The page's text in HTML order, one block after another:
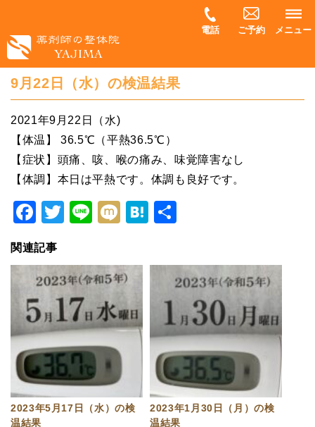
電話 ご予約 メニュー
9月22日（水）の検温結果
2021年9月22日（水)
【体温】 36.5℃（平熱36.5℃）
【症状】頭痛、咳、喉の痛み、味覚障害なし
【体調】本日は平熱です。体調も良好です。
Facebook
Twitter
LineMixiHatena
関連記事
2023年5月17日（水）の検
温結果
2023年1月30日（月）の検
温結果